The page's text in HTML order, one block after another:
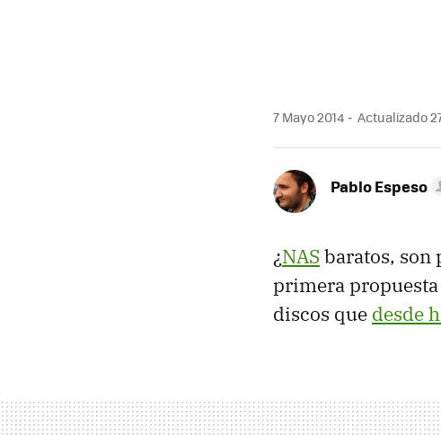
7 Mayo 2014 Actualizado
Pablo Espeso
¿NAS baratos, son
primera propuesta
discos que desde